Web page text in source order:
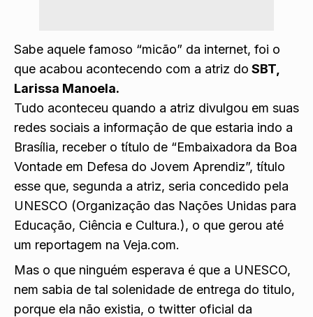
Sabe aquele famoso “micão” da internet, foi o
que acabou acontecendo com a atriz do SBT,
Larissa Manoela.
Tudo aconteceu quando a atriz divulgou em suas
redes sociais a informação de que estaria indo a
Brasília, receber o título de “Embaixadora da Boa
Vontade em Defesa do Jovem Aprendiz”, título
esse que, segunda a atriz, seria concedido pela
UNESCO (Organização das Nações Unidas para
Educação, Ciência e Cultura.), o que gerou até
um reportagem na Veja.com.
Mas o que ninguém esperava é que a UNESCO,
nem sabia de tal solenidade de entrega do titulo,
porque ela não existia, o twitter oficial da